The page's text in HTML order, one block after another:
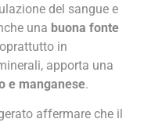
del sangue e
una buona fonte
in
apporta una
e manganese.
affermare che il